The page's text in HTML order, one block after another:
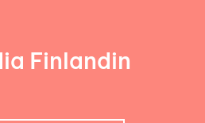
Finlandin